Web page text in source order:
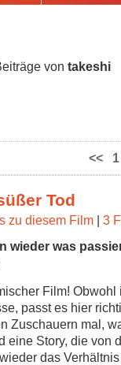
von takeshi
<< 1
Tod
zu diesem Film | 3
wieder was
Film!
passt es hier
Zuschauern mal,
eine Story, die von
das